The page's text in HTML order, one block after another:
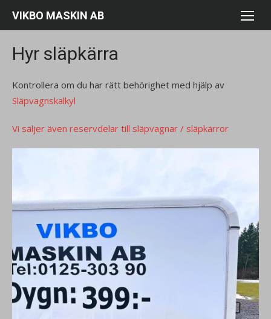
VIKBO MASKIN AB
Hyr släpkärra
Kontrollera om du har rätt behörighet med hjälp av
Släpvagnskalkyl
Vi säljer även reservdelar till släpvagnar / släpkärror